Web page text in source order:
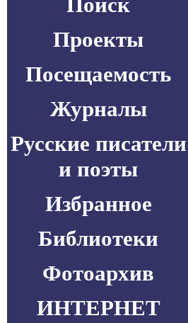
Проекты
Посещаемость
Журналы
Русские писатели
и поэты
Избранное
Библиотеки
Фотоархив
ИНТЕРНЕТ